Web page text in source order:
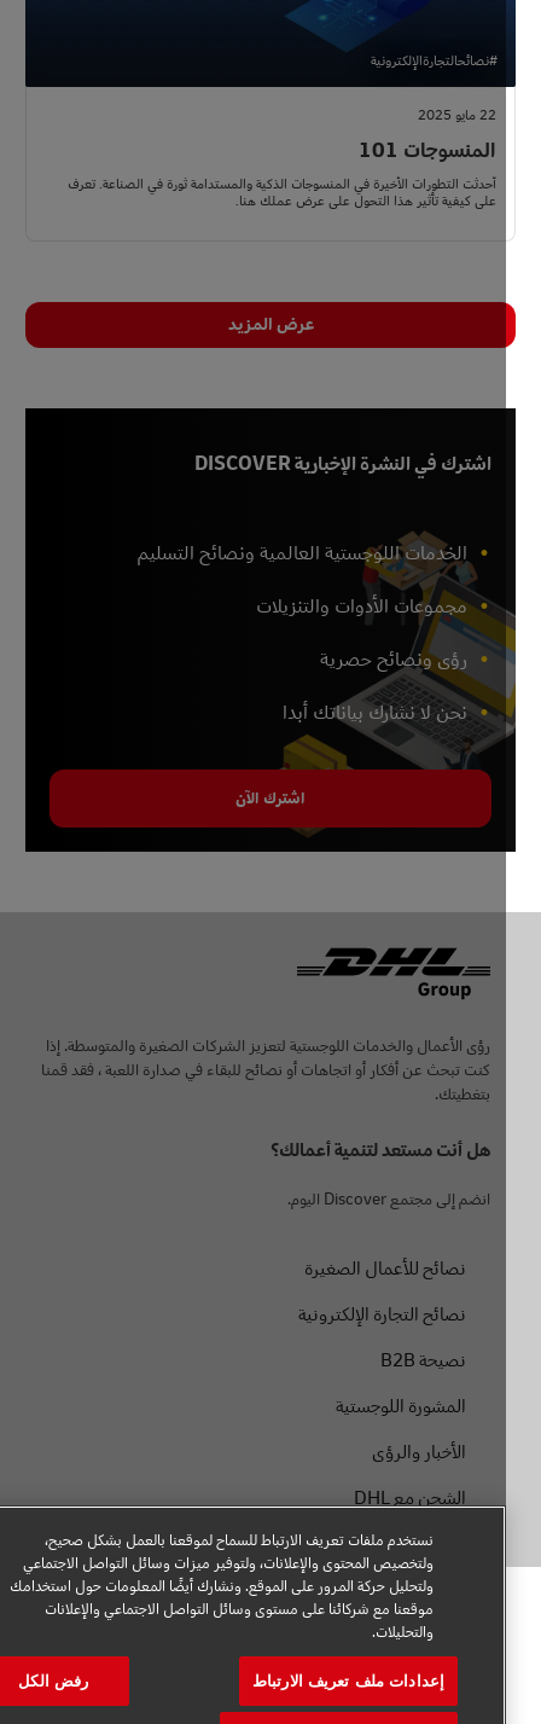
#نصائحالتجارةالإلكترونية
المنسوجات 101
أحدثت التطورات الأخيرة في المنسوجات الذكية والمستدامة ثورة في الصناعة. تعرف
على كيفية تأثير هذا التحول على عرض عملك هنا.
عرض المزيد
اشترك في النشرة الإخبارية DISCOVER
الخدمات اللوجستية العالمية ونصائح التسليم
مجموعات الأدوات والتنزيلات
رؤى ونصائح حصرية
نحن لا نشارك بياناتك أبدا
اشترك الآن
رؤى الأعمال والخدمات اللوجستية لتعزيز الشركات الصغيرة والمتوسطة. إذا
كنت تبحث عن أفكار أو اتجاهات أو نصائح للبقاء في صدارة اللعبة ، فقد قمنا
بتغطيتك.
هل أنت مستعد لتنمية أعمالك؟
انضم إلى مجتمع Discover اليوم.
نصائح للأعمال الصغيرة
نصائح التجارة الإلكترونية
نصيحة B2B
المشورة اللوجستية
الأخبار والرؤى
الشحن مع DHL
نستخدم ملفات تعريف الارتباط للسماح لموقعنا بالعمل بشكل صحيح،
ولتخصيص المحتوى والإعلانات، ولتوفير ميزات وسائل التواصل الاجتماعي
ولتحليل حركة المرور على الموقع. ونشارك أيضًا المعلومات حول استخدامك
موقعنا مع شركائنا على مستوى وسائل التواصل الاجتماعي والإعلانات
والتحليلات.
إعدادات ملف تعريف الارتباط رفض الكل